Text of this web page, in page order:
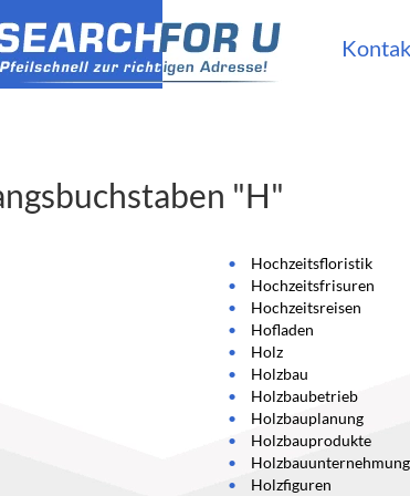
"H"
Hochzeitsfloristik
Hochzeitsfrisuren
Hochzeitsreisen
Hofladen
Holz
Holzbau
Holzbaubetrieb
Holzbauplanung
Holzbauprodukte
Holzbauunternehmung
Holzfiguren